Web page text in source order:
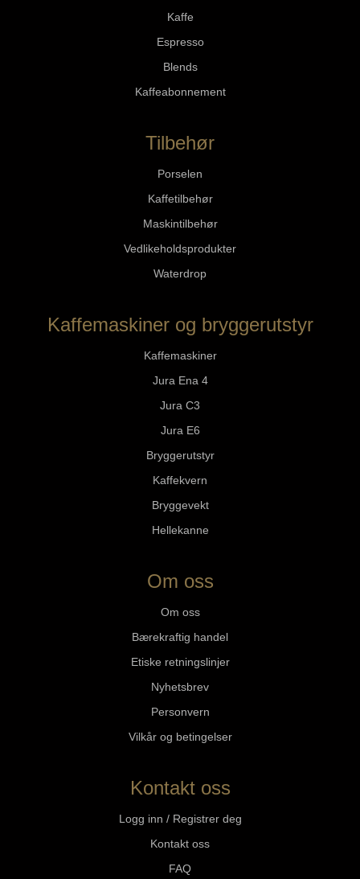
Kaffe
Espresso
Blends
Kaffeabonnement
Tilbehør
Porselen
Kaffetilbehør
Maskintilbehør
Vedlikeholdsprodukter
Waterdrop
Kaffemaskiner og bryggerutstyr
Kaffemaskiner
Jura Ena 4
Jura C3
Jura E6
Bryggerutstyr
Kaffekvern
Bryggevekt
Hellekanne
Om oss
Om oss
Bærekraftig handel
Etiske retningslinjer
Nyhetsbrev
Personvern
Vilkår og betingelser
Kontakt oss
Logg inn / Registrer deg
Kontakt oss
FAQ